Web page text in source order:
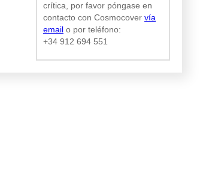
crítica, por favor póngase en
contacto con Cosmocover vía
email o por teléfono:
+34 912 694 551